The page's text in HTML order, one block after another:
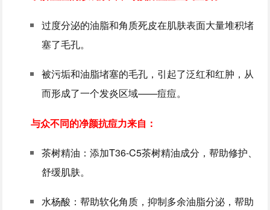
过度分泌的油脂和角质死皮在肌肤表面大量堆积堵
塞了毛孔。
被污垢和油脂堵塞的毛孔，引起了泛红和红肿，从
而形成了一个发炎区域——痘痘。
与众不同的净颜抗痘力来自：
茶树精油：添加T36-C5茶树精油成分，帮助修护、
舒缓肌肤。
水杨酸：帮助软化角质，抑制多余油脂分泌，帮助